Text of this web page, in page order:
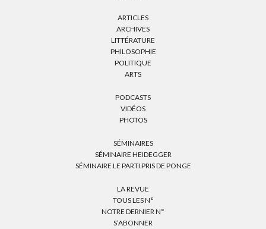
ARTICLES
ARCHIVES
LITTÉRATURE
PHILOSOPHIE
POLITIQUE
ARTS
PODCASTS
VIDÉOS
PHOTOS
SÉMINAIRES
SÉMINAIRE HEIDEGGER
SÉMINAIRE LE PARTI PRIS DE PONGE
LA REVUE
TOUS LES N°
NOTRE DERNIER N°
S’ABONNER